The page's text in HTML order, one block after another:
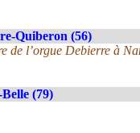
Quiberon (56)
de l’orgue Debierre à
(79)